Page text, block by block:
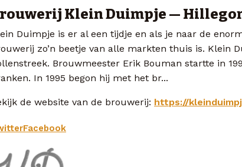
Klein Duimpje —
Duimpje is er al een tijdje en als je naar de
zo’n beetje van alle markten thuis is. Klein
Brouwmeester Erik Bouman startte in
In 1995 begon hij met het br...
de website van de brouwerij: https://
Facebook